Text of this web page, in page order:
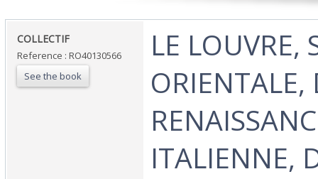
‎COLLECTIF‎
Reference : RO40130566
See the book
‎LE LOUVRE,
ORIENTALE,
ITALIENNE,